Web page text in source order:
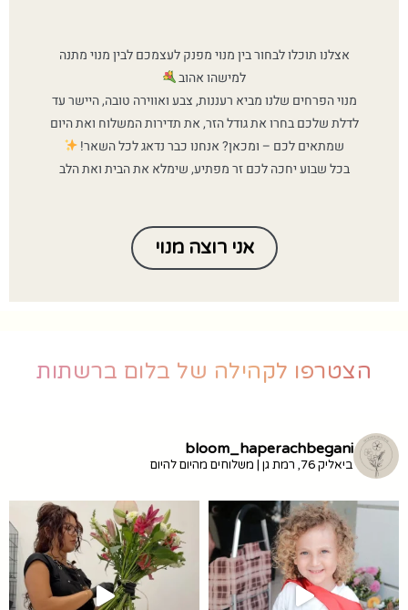
אצלנו תוכלו לבחור בין מנוי מפנק לעצמכם לבין מנוי מתנה
למישהו אהוב
מנוי הפרחים שלנו מביא רעננות, צבע ואווירה טובה, היישר עד
לדלת שלכם בחרו את גודל הזר, את תדירות המשלוח ואת היום
שמתאים לכם – ומכאן? אנחנו כבר נדאג לכל השאר!
בכל שבוע יחכה לכם זר מפתיע, שימלא את הבית ואת הלב
אני רוצה מנוי
הצטרפו לקהילה של בלום ברשתות
bloom_haperachbegani
ביאליק 76, רמת גן | משלוחים מהיום להיום
ב-10% הנחה עם הקוד